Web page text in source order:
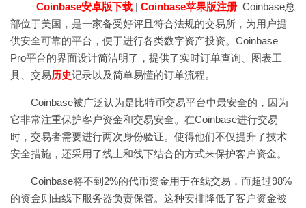
Coinbase安卓版下载 | Coinbase苹果版注册 Coinbase总
部位于美国，是一家备受好评且符合法规的交易所，为用户提
供安全可靠的平台，便于进行各类数字资产投资。Coinbase
Pro平台的界面设计简洁明了，提供了实时订单查询、图表工
具、交易历史记录以及简单易懂的订单流程。
Coinbase被广泛认为是比特币交易平台中最安全的，因为
它非常注重保护客户资金和交易安全。在Coinbase进行交易
时，交易者需要进行两次身份验证。使得他们不仅提升了技术
安全措施，还采用了线上和线下结合的方式来保护客户资金。
Coinbase将不到2%的代币资金用于在线交易，而超过98%
的资金则由线下服务器负责保管。这种安排降低了客户资金被